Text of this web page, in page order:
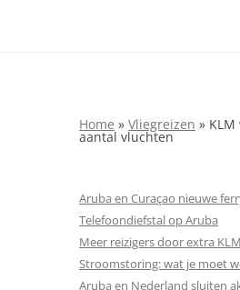
Home » Vliegreizen »
aantal vluchten
Aruba en Curaçao nieuwe
Telefoondiefstal op Aruba
Meer reizigers door extra
Stroomstoring: wat je moet
Aruba en Nederland sluiten